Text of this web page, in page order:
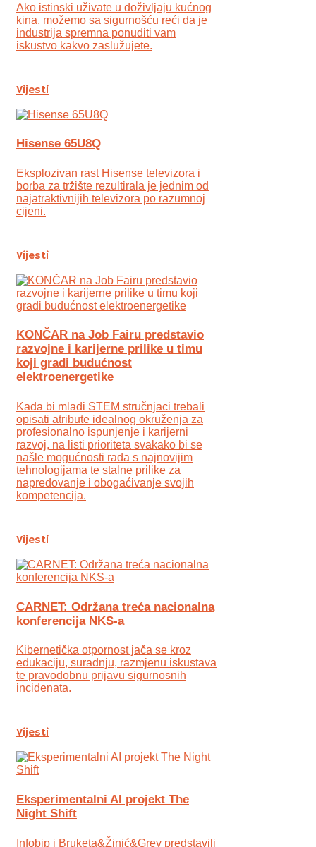
Ako istinski uživate u doživljaju kućnog
kina, možemo sa sigurnošću reći da je
industrija spremna ponuditi vam
iskustvo kakvo zaslužujete.
Vijesti
Hisense 65U8Q
Eksplozivan rast Hisense televizora i
borba za tržište rezultirala je jednim od
najatraktivnijih televizora po razumnoj
cijeni.
Vijesti
KONČAR na Job Fairu predstavio
razvojne i karijerne prilike u timu
koji gradi budućnost
elektroenergetike
Kada bi mladi STEM stručnjaci trebali
opisati atribute idealnog okruženja za
profesionalno ispunjenje i karijerni
razvoj, na listi prioriteta svakako bi se
našle mogućnosti rada s najnovijim
tehnologijama te stalne prilike za
napredovanje i obogaćivanje svojih
kompetencija.
Vijesti
CARNET: Održana treća nacionalna
konferencija NKS-a
Kibernetička otpornost jača se kroz
edukaciju, suradnju, razmjenu iskustava
te pravodobnu prijavu sigurnosnih
incidenata.
Vijesti
Eksperimentalni AI projekt The
Night Shift
Infobip i Bruketa&Žinić&Grey predstavili